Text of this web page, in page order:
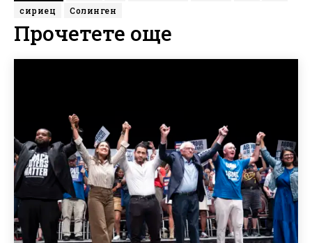
сириец
Солинген
Прочетете още